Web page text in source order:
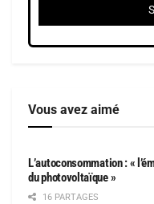
Vous avez aimé
L’autoconsommation : «
du photovoltaïque »
16 PARTAGES